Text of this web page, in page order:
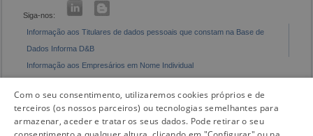
Siga-nos:
Informação aos Titulares de dados pessoais que constam na Base de
Dados Informa D&B
Informação aos Empresários em Nome Individual
Com o seu consentimento, utilizaremos cookies próprios e de
terceiros (os nossos parceiros) ou tecnologias semelhantes para
armazenar, aceder e tratar os seus dados. Pode retirar o seu